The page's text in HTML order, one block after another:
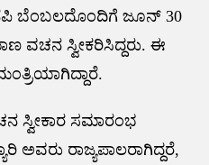
ಬೆಂಬಲದೊಂದಿಗೆ ಜೂನ್ 30
ವಚನ ಸ್ವೀಕರಿಸಿದ್ದರು. ಈ
ಸ್ವೀಕಾರ ಸಮಾರಂಭ
ಅವರು ರಾಜ್ಯಪಾಲರಾಗಿದ್ದರೆ,